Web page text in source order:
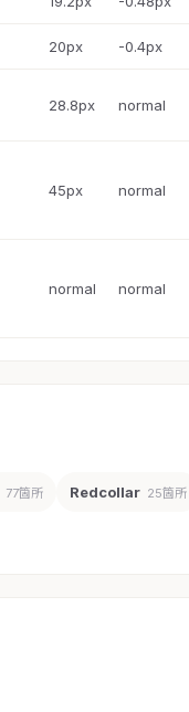
20px -0.4px
28.8px normal
45px normal
normal normal
77箇所 Redcollar 25箇所